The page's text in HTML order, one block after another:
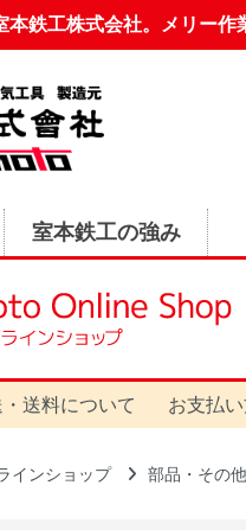
本鉄工株式会社。メリー
室本鉄工の強み
・送料について お支払
インショップ 部品・その他